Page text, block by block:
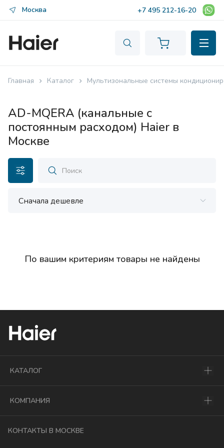
Москва +7 495 212-16-20
Главная Каталог Мультизональные системы
AD-MQERA (канальные с
постоянным расходом) Haier в
Москве
Сначала дешевле
По вашим критериям товары не найдены
КАТАЛОГ
КОМПАНИЯ
КОНТАКТЫ В МОСКВЕ